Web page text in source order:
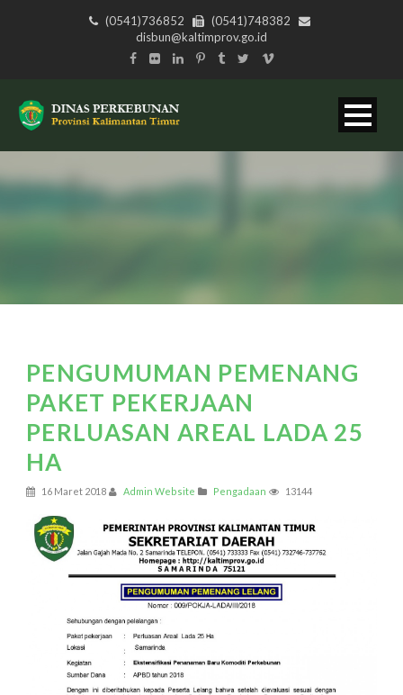
(0541)736852
(0541)748382
disbun@kaltimprov.go.id
PENGUMUMAN PEMENANG
PAKET PEKERJAAN
PERLUASAN AREAL LADA 25
HA
16 Maret 2018 Admin Website Pengadaan 13144